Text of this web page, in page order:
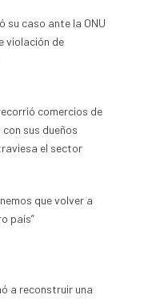
su caso ante la ONU
violación de
comercios de
sus dueños
el sector
que volver a
país”
a reconstruir una